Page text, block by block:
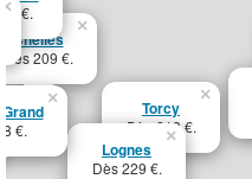
Torcy
Dès 213 €.
×
Lognes
Dès 229 €.
×
Chelles
Dès 209 €.
×
€.
€.
×
×